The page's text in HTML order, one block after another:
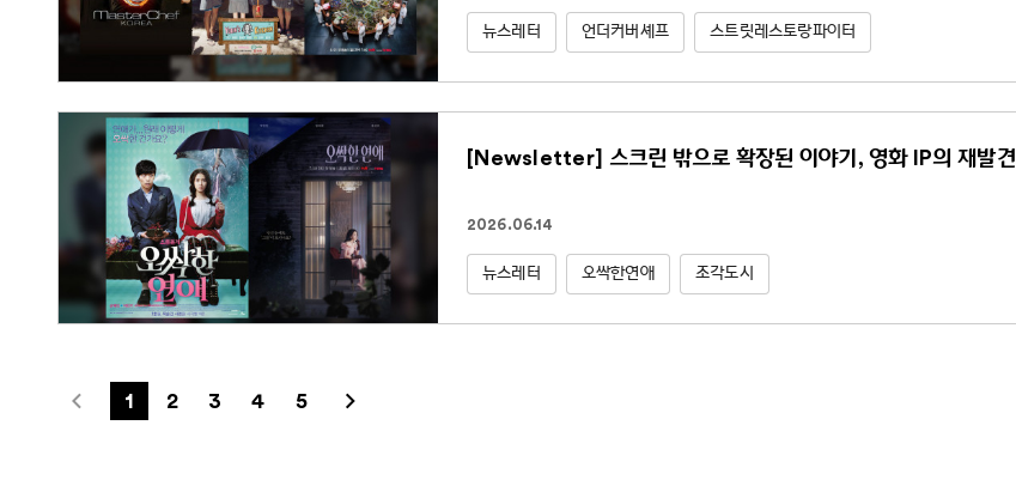
뉴스레터 언더커버셰프 스트릿레스토랑파이터
[Newsletter] 스크린 밖으로 확장된 이야기, 영화 IP의 재발견
2026.06.14
뉴스레터 오싹한연애 조각도시
1 2 3 4 5